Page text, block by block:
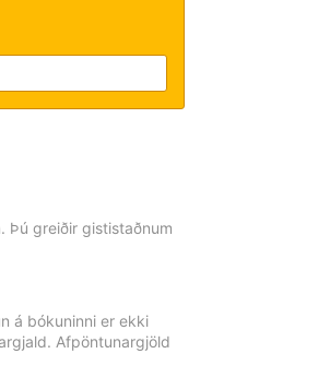
Þú greiðir gististaðnum
á bókuninni er ekki
Afpöntunargjöld